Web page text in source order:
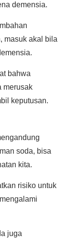
demensia.
masuk akal bila
bahwa
merusak
keputusan.
soda, bisa
kita.
risiko untuk
juga